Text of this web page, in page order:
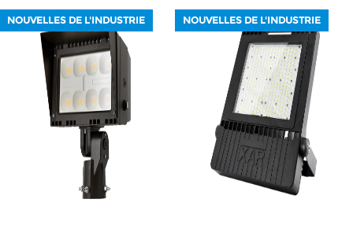
NOUVELLES DE L'INDUSTRIE NOUVELLES DE L'INDUSTRIE